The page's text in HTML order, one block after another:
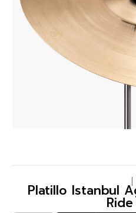
Platillo Istanbul